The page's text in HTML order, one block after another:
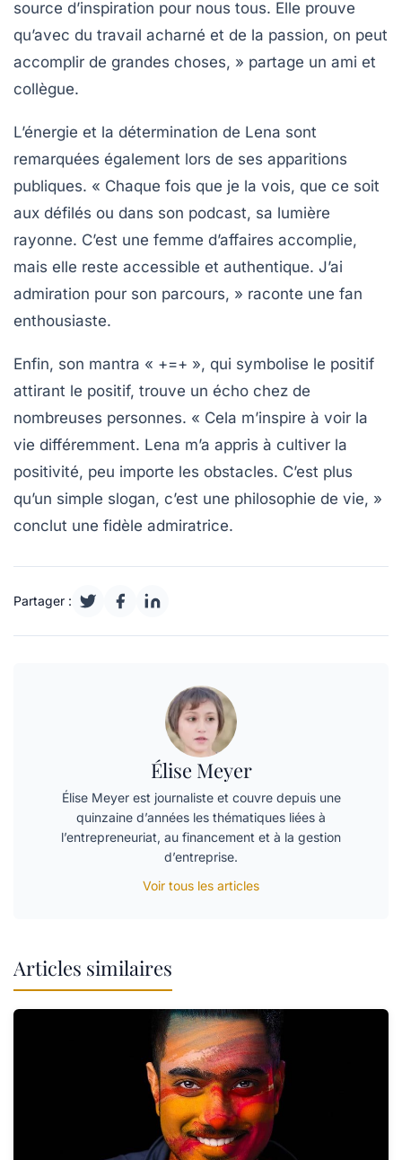
source d’inspiration pour nous tous. Elle prouve
qu’avec du travail acharné et de la passion, on peut
accomplir de grandes choses, » partage un ami et
collègue.
L’énergie et la détermination de Lena sont
remarquées également lors de ses apparitions
publiques. « Chaque fois que je la vois, que ce soit
aux défilés ou dans son podcast, sa lumière
rayonne. C’est une femme d’affaires accomplie,
mais elle reste accessible et authentique. J’ai
admiration pour son parcours, » raconte une fan
enthousiaste.
Enfin, son mantra « +=+ », qui symbolise le positif
attirant le positif, trouve un écho chez de
nombreuses personnes. « Cela m’inspire à voir la
vie différemment. Lena m’a appris à cultiver la
positivité, peu importe les obstacles. C’est plus
qu’un simple slogan, c’est une philosophie de vie, »
conclut une fidèle admiratrice.
Partager :
Élise Meyer
Élise Meyer est journaliste et couvre depuis une
quinzaine d’années les thématiques liées à
l’entrepreneuriat, au financement et à la gestion
d’entreprise.
Voir tous les articles
Articles similaires